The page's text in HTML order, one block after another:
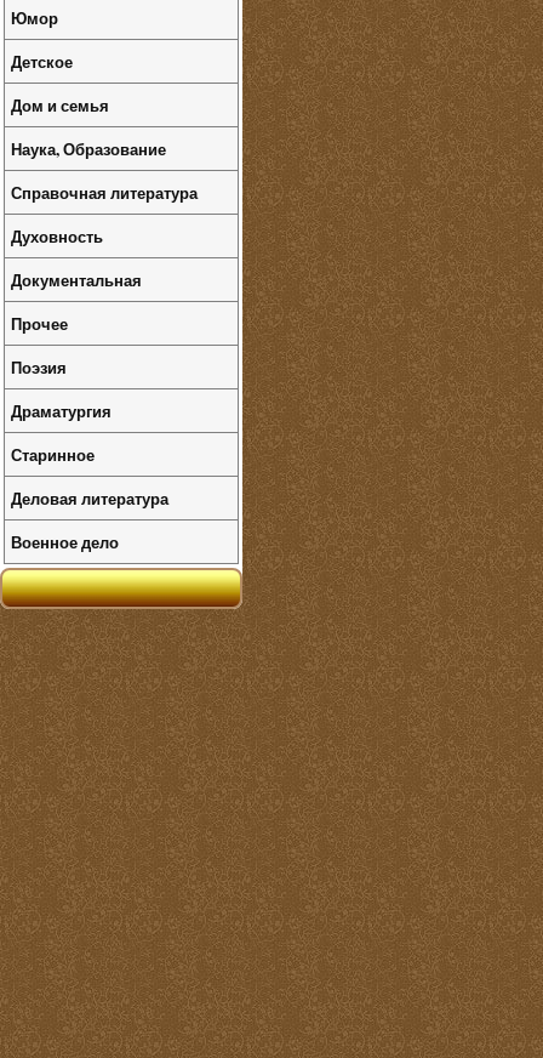
Юмор
Детское
Дом и семья
Наука, Образование
Справочная литература
Духовность
Документальная
Прочее
Поэзия
Драматургия
Старинное
Деловая литература
Военное дело